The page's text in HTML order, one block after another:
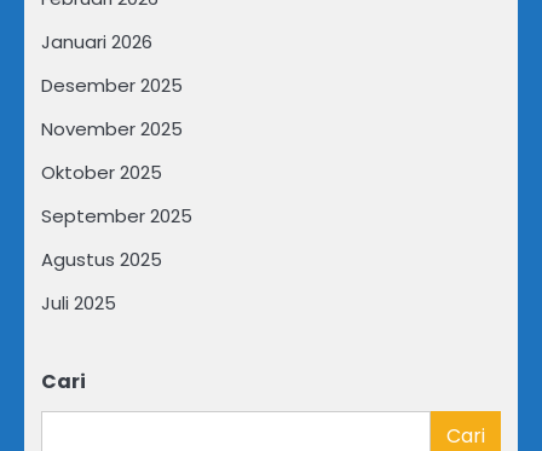
Januari 2026
Desember 2025
November 2025
Oktober 2025
September 2025
Agustus 2025
Juli 2025
Cari
Cari